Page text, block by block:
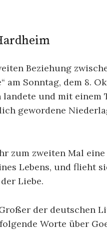
Beziehung
Sonntag, dem 8.
und mit
gewordene
zum zweiten Mal
Lebens, und flieht
Liebe.
der deutschen
Worte über